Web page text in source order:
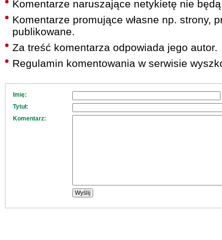
Komentarze naruszające netykietę nie
Komentarze promujące własne np. strony,
publikowane.
Za treść komentarza odpowiada jego autor.
Regulamin komentowania w serwisie
Imię:
Tytuł:
Komentarz: